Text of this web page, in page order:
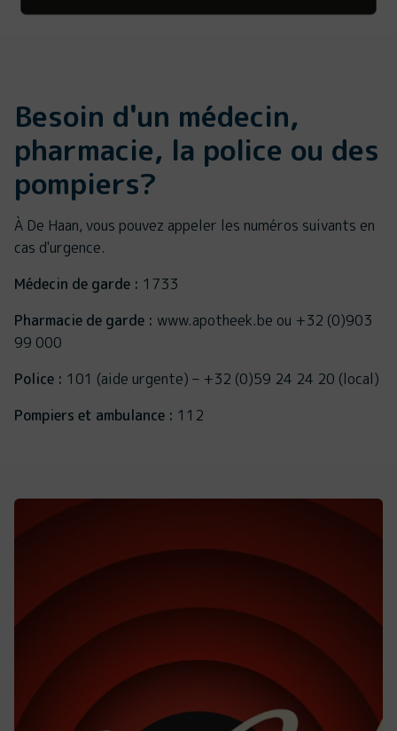
Besoin d'un médecin,
pharmacie, la police ou des
pompiers?
À De Haan, vous pouvez appeler les numéros suivants en
cas d'urgence.
Médecin de garde : 1733
Pharmacie de garde : www.apotheek.be ou +32 (0)903
99 000
Police : 101 (aide urgente) – +32 (0)59 24 24 20 (local)
Pompiers et ambulance : 112